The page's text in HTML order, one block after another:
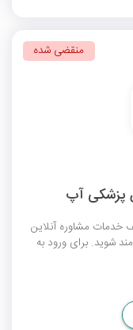
تخفیف می‌توانید از %20 تخفیف خدمات مشاوره آنلاین
شوید. برای ورود به
منقضی شده